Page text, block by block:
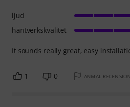
It sounds really great, easy
ljud
hantverkskvalitet
1 0 ANMÄL RECENSION